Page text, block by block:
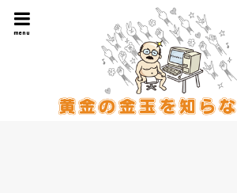
menu